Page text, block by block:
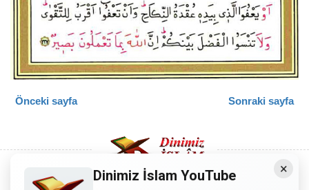
Önceki sayfa Sonraki sayfa
×
Dinimiz İslam YouTube